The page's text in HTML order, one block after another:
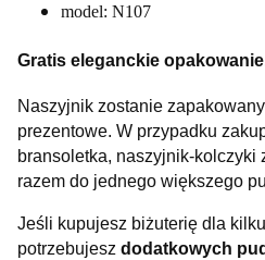
model: N107
Gratis eleganckie
Naszyjnik zostanie
prezentowe. W przypadku
bransoletka, naszyjnik-kolczyki
razem do jednego większego
Jeśli kupujesz biżuterię dla
potrzebujesz dodatkowych